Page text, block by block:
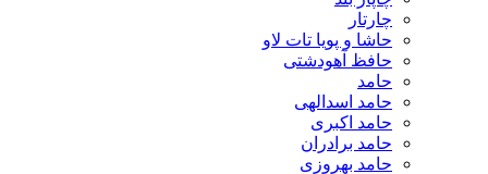
حاشا و پویا تات لاو
حافظ آهودشتی
حامد اسدالهی
حامد اکبری
حامد برادران
حامد بهروزی